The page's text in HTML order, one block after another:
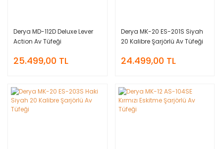
Derya MD-112D Deluxe Lever
Action Av Tüfeği
25.499,00 TL
Derya MK-20 ES-201S Siyah
20 Kalibre Şarjörlü Av Tüfeği
24.499,00 TL